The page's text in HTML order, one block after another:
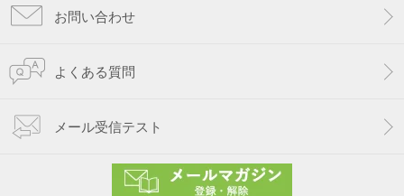
お問い合わせ
よくある質問
メール受信テスト